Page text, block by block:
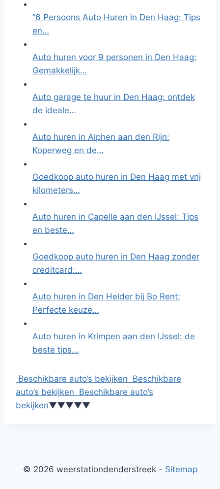
“6 Persoons Auto Huren in Den Haag: Tips
en…
Auto huren voor 9 personen in Den Haag:
Gemakkelijk…
Auto garage te huur in Den Haag: ontdek
de ideale…
Auto huren in Alphen aan den Rijn:
Koperweg en de…
Goedkoop auto huren in Den Haag met vrij
kilometers…
Auto huren in Capelle aan den IJssel: Tips
en beste…
Goedkoop auto huren in Den Haag zonder
creditcard:…
Auto huren in Den Helder bij Bo Rent:
Perfecte keuze…
Auto huren in Krimpen aan den IJssel: de
beste tips…
Beschikbare auto’s bekijken Beschikbare
auto’s bekijken Beschikbare auto’s
bekijken▼▼▼▼▼
© 2026 weerstationdenderstreek - Sitemap